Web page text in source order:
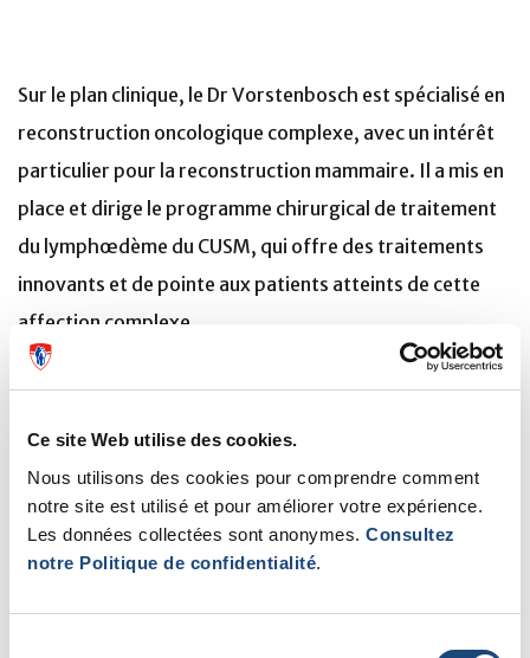
Ce site Web utilise des cookies.
Nous utilisons des cookies pour comprendre comment
notre site est utilisé et pour améliorer votre expérience.
Les données collectées sont anonymes. Consultez
notre Politique de confidentialité.
Sur le plan clinique, le Dr Vorstenbosch est spécialisé en
reconstruction oncologique complexe, avec un intérêt
particulier pour la reconstruction mammaire. Il a mis en
place et dirige le programme chirurgical de traitement
du lymphœdème du CUSM, qui offre des traitements
innovants et de pointe aux patients atteints de cette
affection complexe.
Le Dr Vorstenbosch a saisi de nombreuses occasions
résidence en chirurgie plastique de l'Université McGill
depuis deux ans. À ce titre, il a mis en œuvre de
multiples initiatives visant à améliorer la communication